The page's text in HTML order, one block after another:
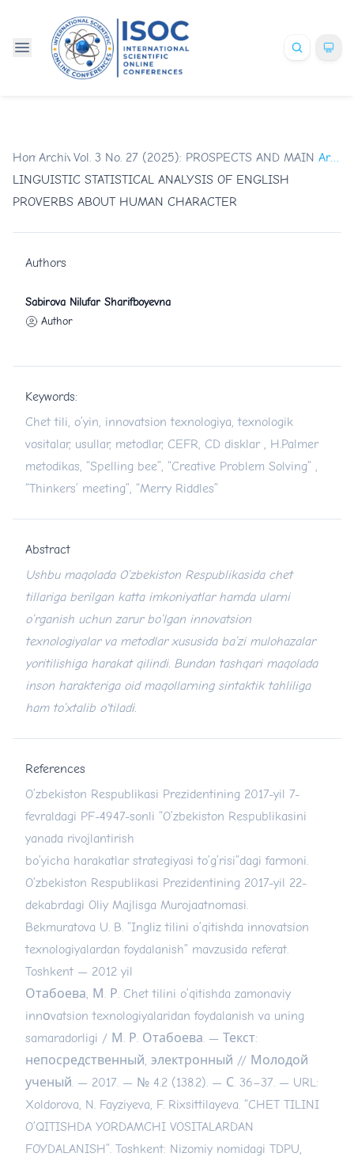
Home /
Archives /
Vol. 3 No. 27 (2025): PROSPECTS AND MAIN
Articles
LINGUISTIC STATISTICAL ANALYSIS OF ENGLISH
PROVERBS ABOUT HUMAN CHARACTER
Authors
Sabirova Nilufar Sharifboyevna
Author
Keywords:
Chet tili, o’yin, innovatsion texnologiya, texnologik
vositalar, usullar, metodlar, CEFR, CD disklar , H.Palmer
metodikas, “Spelling bee”, “Creative Problem Solving” ,
“Thinkers’ meeting”, “Merry Riddles”
Abstract
Ushbu maqolada O’zbekiston Respublikasida chet
tillariga berilgan katta imkoniyatlar hamda ularni
o’rganish uchun zarur bo’lgan innovatsion
texnologiyalar va metodlar xususida ba’zi mulohazalar
yoritilishiga harakat qilindi. Bundan tashqari maqolada
inson harakteriga oid maqollarning sintaktik tahliliga
ham to’xtalib o'tiladi.
References
O’zbekiston Respublikasi Prezidentining 2017-yil 7-
fevraldagi PF-4947-sonli “O’zbekiston Respublikasini
yanada rivojlantirish
bo’yicha harakatlar strategiyasi to’g’risi”dagi farmoni.
O’zbekiston Respublikasi Prezidentining 2017-yil 22-
dekabrdagi Oliy Majlisga Murojaatnomasi.
Bekmuratova U. B. “Ingliz tilini o’qitishda innovatsion
texnologiyalardan foydalanish” mavzusida referat.
Toshkent — 2012 yil
Отабоева, М. Р. Chet tilini o’qitishda zamonaviy
innоvatsion texnologiyalaridan foydalanish va uning
samaradorligi / М. Р. Отабоева. — Текст:
непосредственный, электронный // Молодой
ученый. — 2017. — № 4.2 (138.2). — С. 36–37. — URL:
Xoldorova, N. Fayziyeva, F. Rixsittilayeva. “CHET TILINI
O’QITISHDA YORDAMCHI VOSITALARDAN
FOYDALANISH”. Toshkent: Nizomiy nomidagi TDPU,